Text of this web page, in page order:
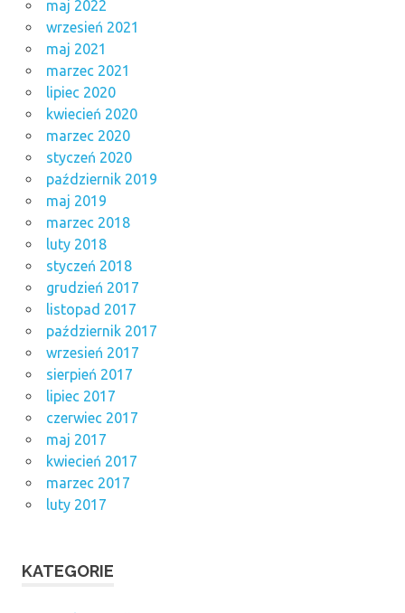
maj 2022
wrzesień 2021
maj 2021
marzec 2021
lipiec 2020
kwiecień 2020
marzec 2020
styczeń 2020
październik 2019
maj 2019
marzec 2018
luty 2018
styczeń 2018
grudzień 2017
listopad 2017
październik 2017
wrzesień 2017
sierpień 2017
lipiec 2017
czerwiec 2017
maj 2017
kwiecień 2017
marzec 2017
luty 2017
KATEGORIE